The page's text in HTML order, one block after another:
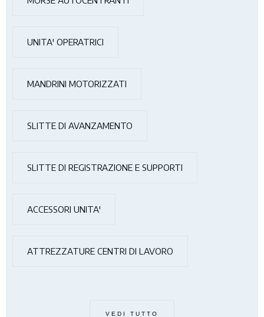
UNITA' OPERATRICI
MANDRINI MOTORIZZATI
SLITTE DI AVANZAMENTO
SLITTE DI REGISTRAZIONE E SUPPORTI
ACCESSORI UNITA'
ATTREZZATURE CENTRI DI LAVORO
VEDI TUTTO